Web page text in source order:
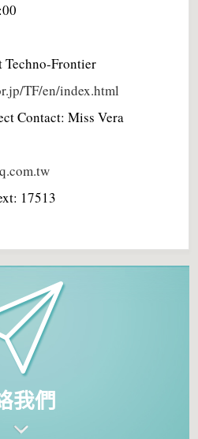
Frontier
TF/en/index.html
Contact: Miss Vera
17513
我們